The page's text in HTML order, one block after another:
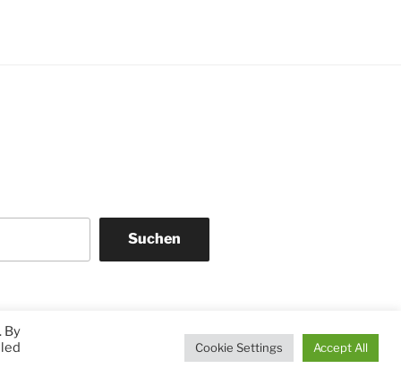
Suchen
By
Cookie Settings Accept All